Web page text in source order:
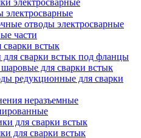
электросварные
электросварные
отводы электросварные
части
встык
для сварки встык под фланцы
для сварки встык
редукционные для сварки
неразъемные
для сварки встык
для сварки встык